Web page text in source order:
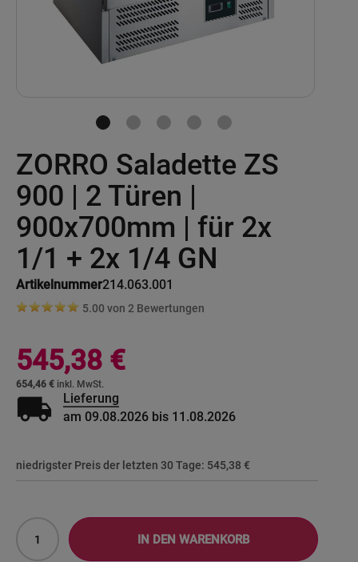
ZORRO Saladette ZS
900 | 2 Türen |
900x700mm | für 2x
1/1 + 2x 1/4 GN
Artikelnummer214.063.001
to
the
beginning
of
images
gallery
5.00 von 2 Bewertungen
654,46 €
545,38 €
local_shipping
Lieferung
am 09.08.2026 bis 11.08.2026
niedrigster Preis der letzten 30 Tage: 545,38 €
IN DEN WARENKORB